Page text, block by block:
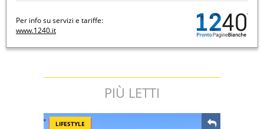
Per info su servizi e tariffe:
www.1240.it
PIÙ LETTI
LIFESTYLE